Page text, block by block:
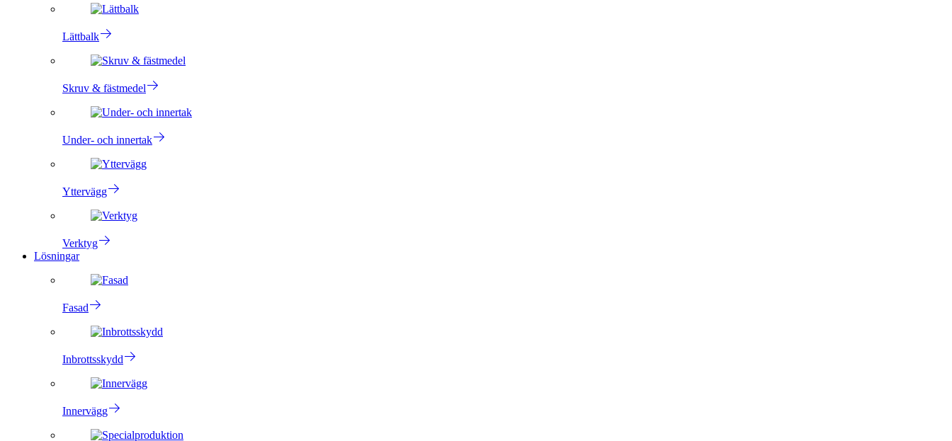
Lättbalk
Skruv & fästmedel
Under- och innertak
Yttervägg
Verktyg
Lösningar
Fasad
Inbrottsskydd
Innervägg